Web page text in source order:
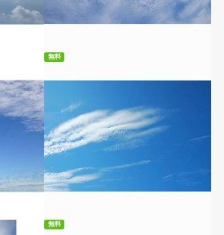
無料ダウンロード
無料
無料ダウンロード
無料